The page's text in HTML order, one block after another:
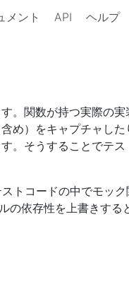
メント API ヘルプ
。関数が持つ実際の実
め）をキャプチャした
。そうすることでテス
トコードの中でモッ
の依存性を上書きする